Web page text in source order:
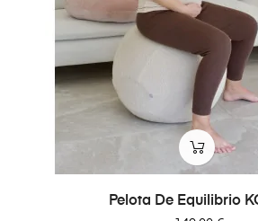
Pelota De Equilibrio